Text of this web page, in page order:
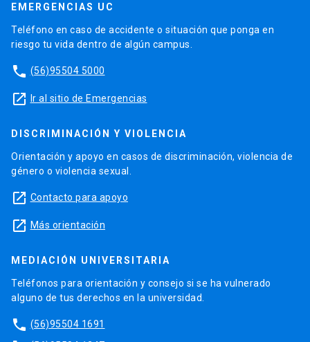
EMERGENCIAS UC
Teléfono en caso de accidente o situación que ponga en
riesgo tu vida dentro de algún campus.
phone (56)95504 5000
launch Ir al sitio de Emergencias
DISCRIMINACIÓN Y VIOLENCIA
Orientación y apoyo en casos de discriminación, violencia de
género o violencia sexual.
launch Contacto para apoyo
launch Más orientación
MEDIACIÓN UNIVERSITARIA
Teléfonos para orientación y consejo si se ha vulnerado
alguno de tus derechos en la universidad.
phone (56)95504 1691